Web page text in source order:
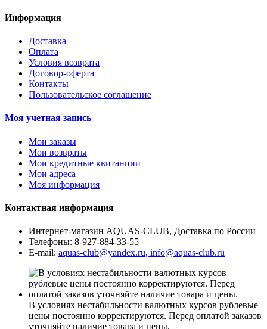
Информация
Доставка
Оплата
Условия возврата
Договор-оферта
Контакты
Пользовательское соглашение
Моя учетная запись
Мои заказы
Мои возвраты
Мои кредитные квитанции
Мои адреса
Моя информация
Контактная информация
Интернет-магазин AQUAS-CLUB, Доставка по России
Телефоны: 8-927-884-33-55
E-mail: aquas-club@yandex.ru, info@aquas-club.ru
В условиях нестабильности валютных курсов рублевые
цены постоянно корректируются. Перед оплатой заказов
уточняйте наличие товара и цены.